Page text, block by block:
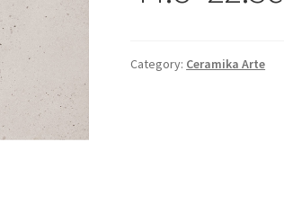
Category: Ceramika Arte